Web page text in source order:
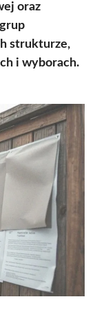
oraz
strukturze,
i wyborach.